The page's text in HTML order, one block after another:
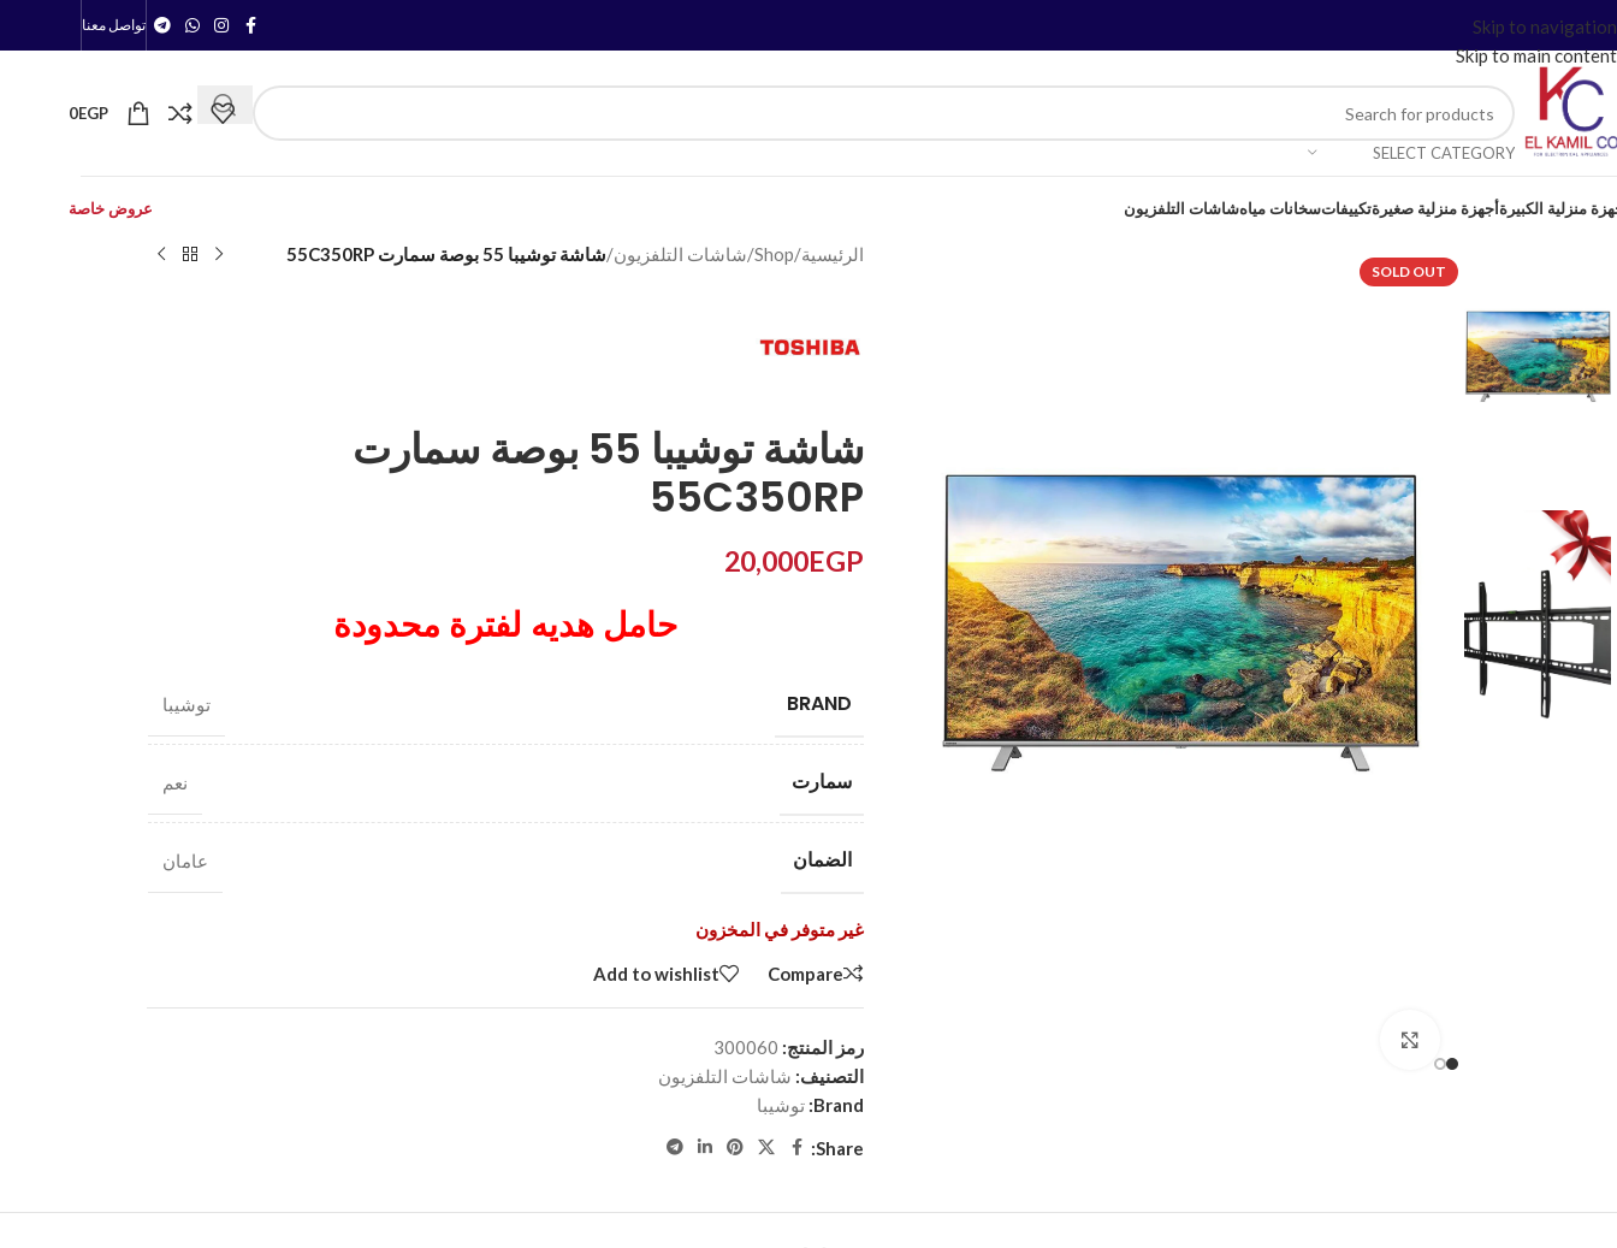
Skip to navigation
Skip to main content
تواصل معنا
SELECT CATEGORY
0EGP
منزلية الكبيرةأجهزة منزلية صغيرةتكييفاتسخانات مياهشاشات التلفزيون عروض خاصة
SOLD OUT
الرئيسية/
Shop
/شاشات التلفزيون/شاشة توشيبا 55 بوصة سمارت 55C350RP
شاشة توشيبا 55 بوصة سمارت
55C350RP
20,000EGP
حامل هديه لفترة محدودة
BRAND توشيبا
سمارت نعم
الضمان عامان
غير متوفر في المخزون
Compare
Add to wishlist
رمز المنتج: 300060
التصنيف: شاشات التلفزيون
Brand: توشيبا
Share: